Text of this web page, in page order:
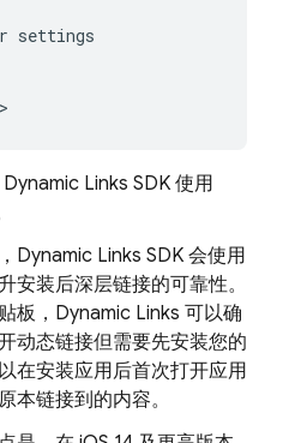
settings
Links SDK 使用
Dynamic Links SDK 会使用
安装后深层链接的可靠性。
板，Dynamic Links 可以确
动态链接但需要先安装您的
在安装应用后首次打开应用
本链接到的内容。